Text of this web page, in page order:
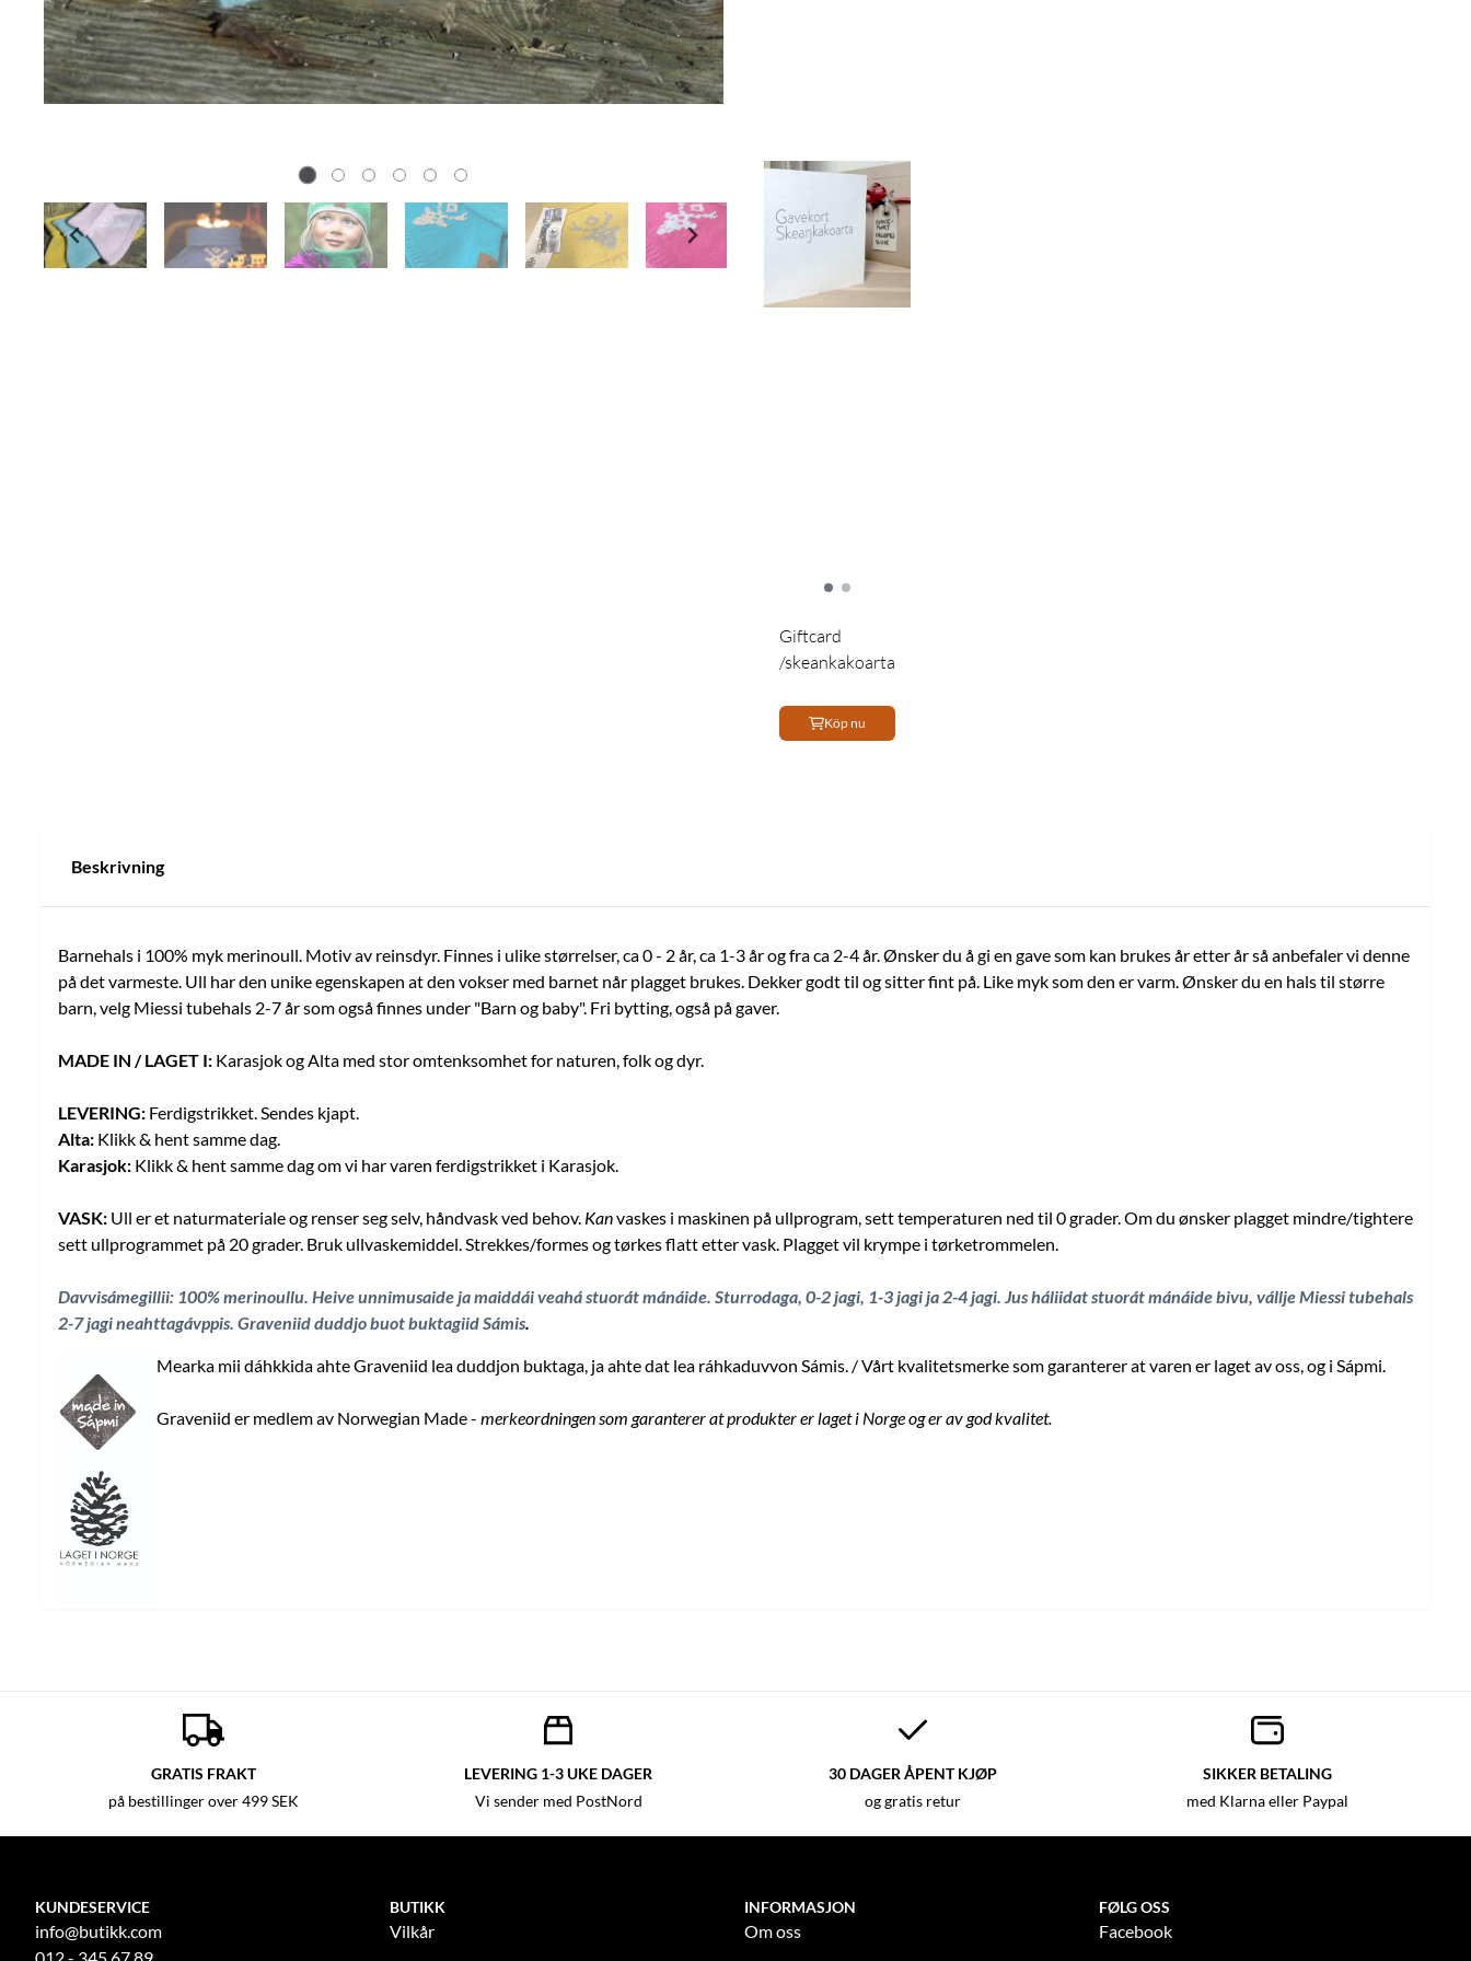
Giftcard
/skeankakoarta
Köp nu
Beskrivning
Barnehals i 100% myk merinoull. Motiv av reinsdyr. Finnes i ulike størrelser, ca 0 - 2 år, ca 1-3 år og fra ca 2-4 år. Ønsker du å gi en gave som kan brukes år etter år så anbefaler vi denne
på det varmeste. Ull har den unike egenskapen at den vokser med barnet når plagget brukes. Dekker godt til og sitter fint på. Like myk som den er varm. Ønsker du en hals til større
barn, velg Miessi tubehals 2-7 år som også finnes under "Barn og baby". Fri bytting, også på gaver.
MADE IN / LAGET I: Karasjok og Alta med stor omtenksomhet for naturen, folk og dyr.
LEVERING: Ferdigstrikket. Sendes kjapt.
Alta: Klikk & hent samme dag.
Karasjok: Klikk & hent samme dag om vi har varen ferdigstrikket i Karasjok.
VASK: Ull er et naturmateriale og renser seg selv, håndvask ved behov. Kanvaskes i maskinen på ullprogram, sett temperaturen ned til 0 grader. Om du ønsker plagget mindre/tightere
sett ullprogrammet på 20 grader. Bruk ullvaskemiddel. Strekkes/formes og tørkes flatt etter vask. Plagget vil krympe i tørketrommelen.
Davvisámegillii: 100% merinoullu. Heive unnimusaide ja maiddái veahá stuorát mánáide. Sturrodaga, 0-2 jagi, 1-3 jagi ja 2-4 jagi. Jus háliidat stuorát mánáide bivu, vállje Miessi tubehals
2-7 jagi neahttagávppis. Graveniid duddjo buot buktagiid Sámis.
Mearka mii dáhkkida ahte Graveniid lea duddjon buktaga, ja ahte dat lea ráhkaduvvon Sámis. / Vårt kvalitetsmerke som garanterer at varen er laget av oss, og i Sápmi.
Graveniid er medlem av Norwegian Made - merkeordningen som garanterer at produkter er laget i Norge og er av god kvalitet.
GRATIS FRAKT
på bestillinger over 499 SEK
LEVERING 1-3 UKE DAGER
Vi sender med PostNord
30 DAGER ÅPENT KJØP
og gratis retur
SIKKER BETALING
med Klarna eller Paypal
KUNDESERVICE
info@butikk.com
BUTIKK
Vilkår
INFORMASJON
Om oss
FØLG OSS
Facebook